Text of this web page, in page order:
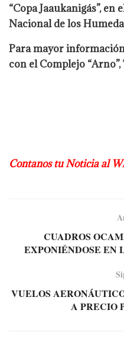
“Copa Jaaukanigás”, en
Nacional de los
Para mayor
con el Complejo “Arno”,
Contanos tu Noticia al
CUADROS
EXPONIÉNDOSE EN
VUELOS
A PRECIO